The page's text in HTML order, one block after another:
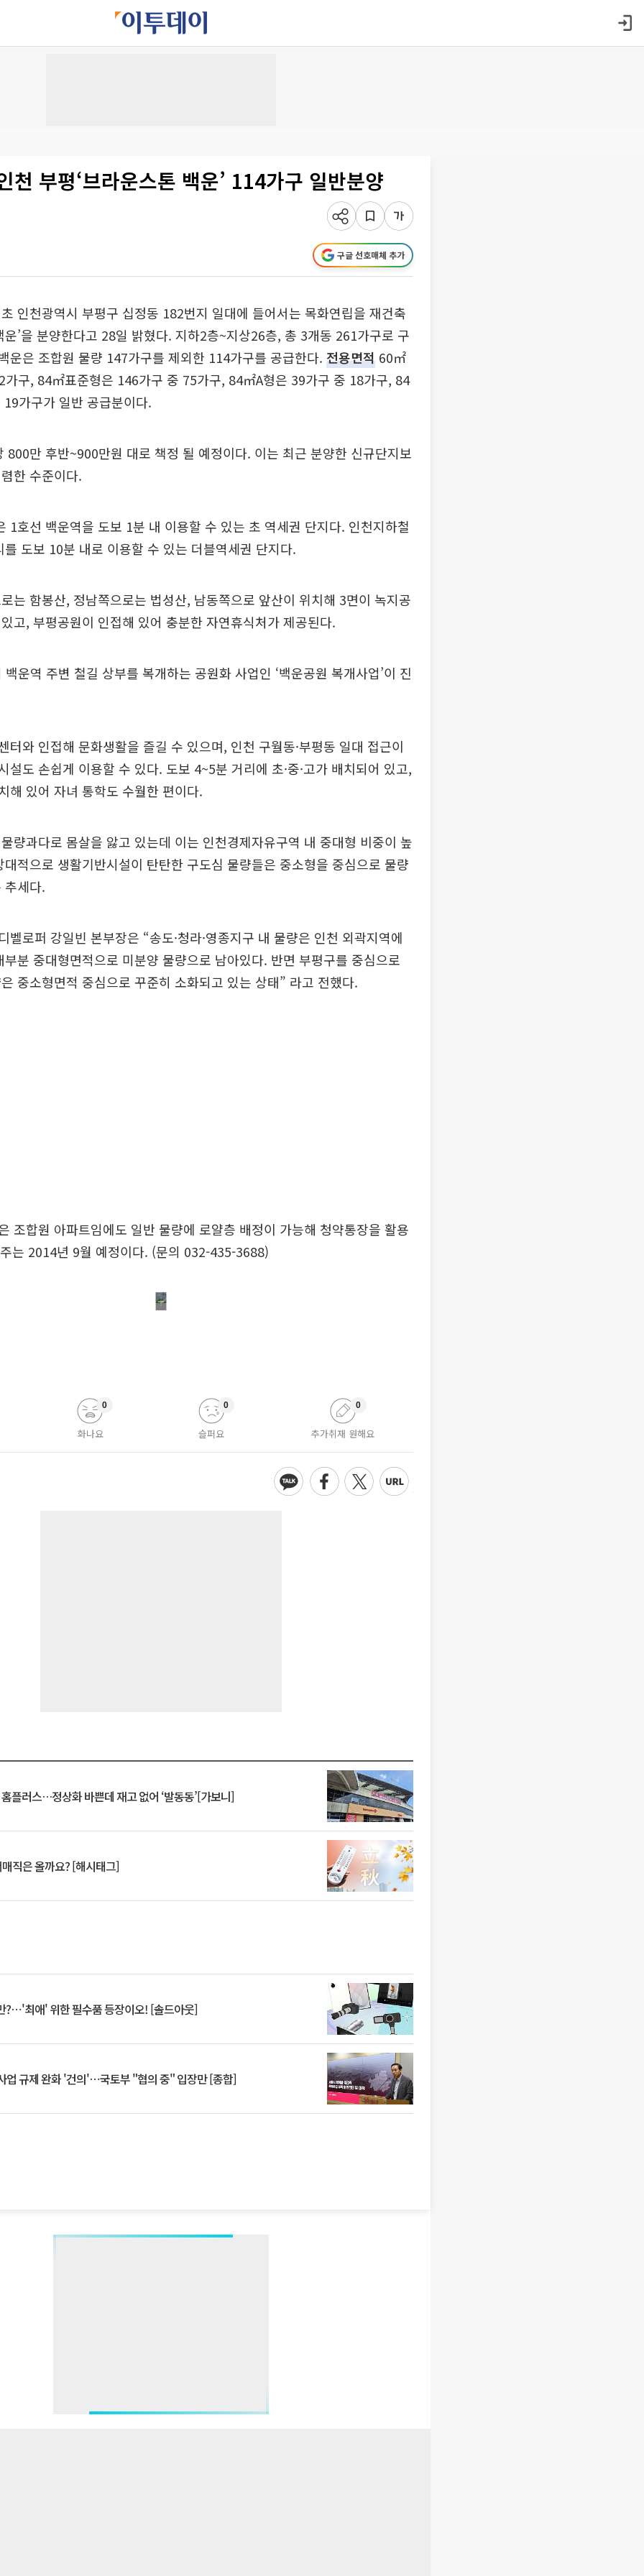
천 부평‘브라운스톤 백운’ 114가구 일반분양
구글 선호매체 추가
인천광역시 부평구 십정동 182번지 일대에 들어서는 목화연립을 재건축
운’을 분양한다고 28일 밝혔다. 지하2층~지상26층, 총 3개동 261가구로 구
운은 조합원 물량 147가구를 제외한 114가구를 공급한다. 전용면적 60㎡
가구, 84㎡표준형은 146가구 중 75가구, 84㎡A형은 39가구 중 18가구, 84
가구가 일반 공급분이다.
800만 후반~900만원 대로 책정 될 예정이다. 이는 최근 분양한 신규단지보
한 수준이다.
1호선 백운역을 도보 1분 내 이용할 수 있는 초 역세권 단지다. 인천지하철
를 도보 10분 내로 이용할 수 있는 더블역세권 단지다.
는 함봉산, 정남쪽으로는 법성산, 남동쪽으로 앞산이 위치해 3면이 녹지공
고, 부평공원이 인접해 있어 충분한 자연휴식처가 제공된다.
운역 주변 철길 상부를 복개하는 공원화 사업인 ‘백운공원 복개사업’이 진
터와 인접해 문화생활을 즐길 수 있으며, 인천 구월동·부평동 일대 접근이
설도 손쉽게 이용할 수 있다. 도보 4~5분 거리에 초·중·고가 배치되어 있고,
해 있어 자녀 통학도 수월한 편이다.
량과다로 몸살을 앓고 있는데 이는 인천경제자유구역 내 중대형 비중이 높
적으로 생활기반시설이 탄탄한 구도심 물량들은 중소형을 중심으로 물량
추세다.
벨로퍼 강일빈 본부장은 “송도·청라·영종지구 내 물량은 인천 외곽지역에
분 중대형면적으로 미분양 물량으로 남아있다. 반면 부평구를 중심으로
중소형면적 중심으로 꾸준히 소화되고 있는 상태” 라고 전했다.
조합원 아파트임에도 일반 물량에 로얄층 배정이 가능해 청약통장을 활용
는 2014년 9월 예정이다. (문의 032-435-3688)
화나요
0
슬퍼요
0
추가취재 원해요
0
플러스…정상화 바쁜데 재고 없어 ‘발동동’[가보니]
직은 올까요? [해시태그]
?⋯'최애' 위한 필수품 등장이오! [솔드아웃]
업 규제 완화 '건의'⋯국토부 "협의 중" 입장만 [종합]